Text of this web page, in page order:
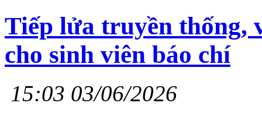
Tiếp lửa truyền thống,
cho sinh viên báo chí
15:03 03/06/2026